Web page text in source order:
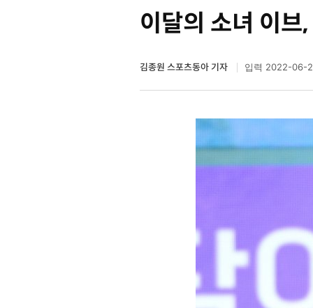
이달의 소녀 이브
김종원 스포츠동아 기자 입력 2022-06-